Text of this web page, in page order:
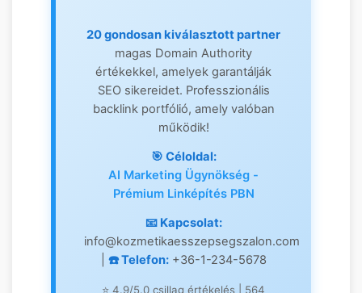
1.
Keresőmarketing
Ügynökség Blog
legerősebb keresőmarketing
20 gondosan kiválasztott partner
magas Domain Authority
értékekkel, amelyek garantálják
SEO sikereidet. Professzionális
backlink portfólió, amely valóban
működik!
🎯 Céloldal:
AI Marketing Ügynökség -
Prémium Linképítés PBN
📧 Kapcsolat:
info@kozmetikaesszepsegszalon.com
☎️ Telefon:+36-1-234-5678
⭐ 4.9/5.0 csillag értékelés | 564